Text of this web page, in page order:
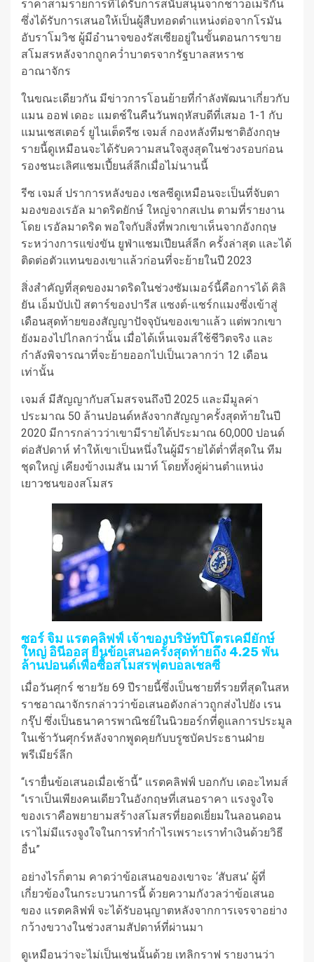
ราคาสามรายการที่ได้รับการสนับสนุนจากชาวอเมริกัน
ซึ่งได้รับการเสนอให้เป็นผู้สืบทอดตำแหน่งต่อจากโรมัน
อับราโมวิช ผู้มีอำนาจของรัสเซียอยู่ในขั้นตอนการขาย
สโมสรหลังจากถูกคว่ำบาตรจากรัฐบาลสหราช
อาณาจักร
ในขณะเดียวกัน มีข่าวการโอนย้ายที่กำลังพัฒนาเกี่ยวกับ
แมน ออฟ เดอะ แมตช์ในคืนวันพฤหัสบดีที่เสมอ 1-1 กับ
แมนเชสเตอร์ ยูไนเต็ดรีซ เจมส์ กองหลังทีมชาติอังกฤษ
รายนี้ดูเหมือนจะได้รับความสนใจสูงสุดในช่วงรอบก่อน
รองชนะเลิศแชมเปี้ยนส์ลีกเมื่อไม่นานนี้
รีซ เจมส์ ปราการหลังของ เชลซีดูเหมือนจะเป็นที่จับตา
มองของเรอัล มาดริดยักษ์ ใหญ่จากสเปน ตามที่รายงาน
โดย เรอัลมาดริด พอใจกับสิ่งที่พวกเขาเห็นจากอังกฤษ
ระหว่างการแข่งขัน ยูฟ่าแชมเปียนส์ลีก ครั้งล่าสุด และได้
ติดต่อตัวแทนของเขาแล้วก่อนที่จะย้ายในปี 2023
สิ่งสำคัญที่สุดของมาดริดในช่วงซัมเมอร์นี้คือการได้ คิลิ
ยัน เอ็มบัปเป้ สตาร์ของปารีส แซงต์-แชร์กแมงซึ่งเข้าสู่
เดือนสุดท้ายของสัญญาปัจจุบันของเขาแล้ว แต่พวกเขา
ยังมองไปไกลกว่านั้น เมื่อได้เห็นเจมส์ใช้ชีวิตจริง และ
กำลังพิจารณาที่จะย้ายออกไปเป็นเวลากว่า 12 เดือน
เท่านั้น
เจมส์ มีสัญญากับสโมสรจนถึงปี 2025 และมีมูลค่า
ประมาณ 50 ล้านปอนด์หลังจากสัญญาครั้งสุดท้ายในปี
2020 มีการกล่าวว่าเขามีรายได้ประมาณ 60,000 ปอนด์
ต่อสัปดาห์ ทำให้เขาเป็นหนึ่งในผู้มีรายได้ต่ำที่สุดใน ทีม
ชุดใหญ่ เคียงข้างเมสัน เมาท์ โดยทั้งคู่ผ่านตำแหน่ง
เยาวชนของสโมสร
ซอร์ จิม แรตคลิฟฟ์ เจ้าของบริษัทปิโตรเคมียักษ์
ใหญ่ อินีออส ยื่นข้อเสนอครั้งสุดท้ายถึง 4.25 พัน
ล้านปอนด์เพื่อซื้อสโมสรฟุตบอลเชลซี
เมื่อวันศุกร์ ชายวัย 69 ปีรายนี้ซึ่งเป็นชายที่รวยที่สุดในสห
ราชอาณาจักรกล่าวว่าข้อเสนอดังกล่าวถูกส่งไปยัง เรน
กรุ๊ป ซึ่งเป็นธนาคารพาณิชย์ในนิวยอร์กที่ดูแลการประมูล
ในเช้าวันศุกร์หลังจากพูดคุยกับบรูซบัคประธานฝ่าย
พรีเมียร์ลีก
“เรายื่นข้อเสนอเมื่อเช้านี้” แรตคลิฟฟ์ บอกกับ เดอะไทมส์
“เราเป็นเพียงคนเดียวในอังกฤษที่เสนอราคา แรงจูงใจ
ของเราคือพยายามสร้างสโมสรที่ยอดเยี่ยมในลอนดอน
เราไม่มีแรงจูงใจในการทำกำไรเพราะเราทำเงินด้วยวิธี
อื่น”
อย่างไรก็ตาม คาดว่าข้อเสนอของเขาจะ ‘สับสน’ ผู้ที่
เกี่ยวข้องในกระบวนการนี้ ด้วยความกังวลว่าข้อเสนอ
ของ แรตคลิฟฟ์ จะได้รับอนุญาตหลังจากการเจรจาอย่าง
กว้างขวางในช่วงสามสัปดาห์ที่ผ่านมา
ดูเหมือนว่าจะไม่เป็นเช่นนั้นด้วย เทลิกราฟ รายงานว่า